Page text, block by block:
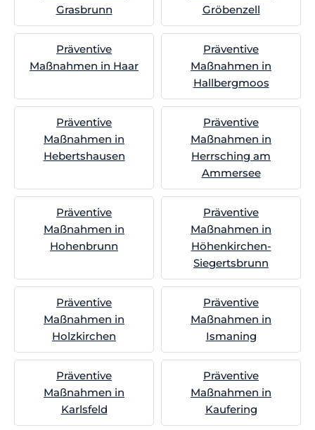
Grasbrunn
Gröbenzell
Präventive
Maßnahmen in Haar
Präventive
Maßnahmen in
Hallbergmoos
Präventive
Maßnahmen in
Hebertshausen
Präventive
Maßnahmen in
Herrsching am
Ammersee
Präventive
Maßnahmen in
Hohenbrunn
Präventive
Maßnahmen in
Höhenkirchen-
Siegertsbrunn
Präventive
Maßnahmen in
Holzkirchen
Präventive
Maßnahmen in
Ismaning
Präventive
Maßnahmen in
Karlsfeld
Präventive
Maßnahmen in
Kaufering